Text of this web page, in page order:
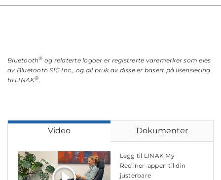
Bluetooth® og relaterte logoer er registrerte varemerker som eies
av Bluetooth SIG Inc., og all bruk av disse er basert på lisensiering
til LINAK®.
Video Dokumenter
Legg til LINAK My
Recliner-appen til din
justerbare